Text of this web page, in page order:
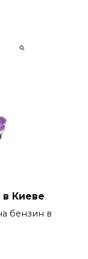
в Киеве
бензин в